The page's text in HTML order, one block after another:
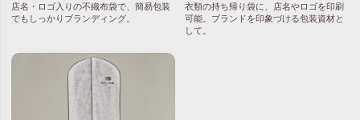
店名・ロゴ入りの不織布袋で、簡易包装
でもしっかりブランディング。
衣類の持ち帰り袋に、店名やロゴを印刷
可能。ブランドを印象づける包装資材と
して。